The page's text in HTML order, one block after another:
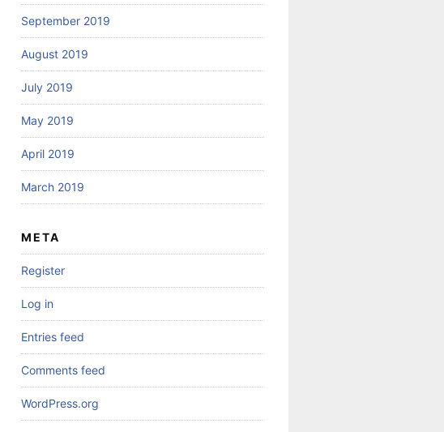
September 2019
August 2019
July 2019
May 2019
April 2019
March 2019
META
Register
Log in
Entries feed
Comments feed
WordPress.org